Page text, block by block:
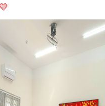
💛